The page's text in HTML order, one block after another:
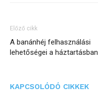
Előző cikk
A banánhéj felhasználási
lehetőségei a háztartásban
KAPCSOLÓDÓ CIKKEK